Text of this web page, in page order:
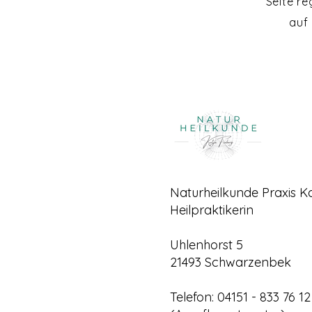
auf
Naturheilkunde Praxis
Heilpraktikerin​​
Uhlenhorst 5
21493 Schwarzenbek
Telefon: 04151 - 833 76 12